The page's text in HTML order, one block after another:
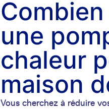
une
chaleur
maison
Vous cherchez à réduire